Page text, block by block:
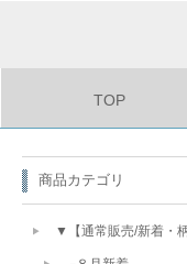
TOP
商品カテゴリ
▼【通常販売/新着・柄